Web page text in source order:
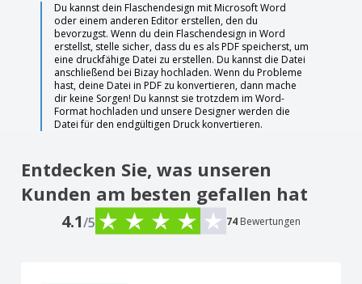
Du kannst dein Flaschendesign mit Microsoft Word
oder einem anderen Editor erstellen, den du
bevorzugst. Wenn du dein Flaschendesign in Word
erstellst, stelle sicher, dass du es als PDF speicherst, um
eine druckfähige Datei zu erstellen. Du kannst die Datei
anschließend bei Bizay hochladen. Wenn du Probleme
hast, deine Datei in PDF zu konvertieren, dann mache
dir keine Sorgen! Du kannst sie trotzdem im Word-
Format hochladen und unsere Designer werden die
Datei für den endgültigen Druck konvertieren.
Entdecken Sie, was unseren
Kunden am besten gefallen hat
4.1/5 74 Bewertungen